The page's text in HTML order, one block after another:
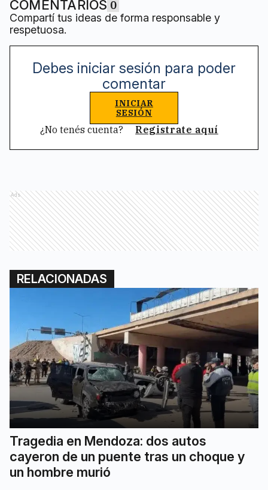
COMENTARIOS 0
Compartí tus ideas de forma responsable y
respetuosa.
Debes iniciar sesión para poder
comentar
INICIAR
SESIÓN
¿No tenés cuenta? Registrate aquí
Ads
RELACIONADAS
Tragedia en Mendoza: dos autos
cayeron de un puente tras un choque y
un hombre murió